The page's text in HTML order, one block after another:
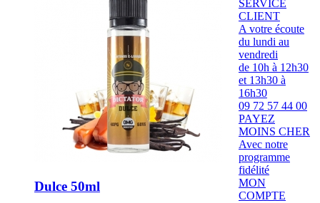
Pods & Formats Poche
Les cartouches
pour pods
Dulce 50ml
SERVICE
CLIENT
A votre écoute
du lundi au
vendredi
de 10h à 12h30
et 13h30 à
16h30
09 72 57 44 00
PAYEZ
MOINS CHER
Avec notre
programme
fidélité
MON
COMPTE